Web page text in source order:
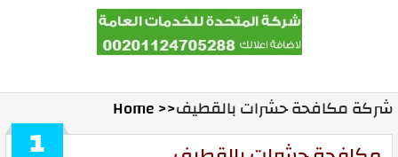
Home >>شركة مكافحة حشرات بالقطيف
1